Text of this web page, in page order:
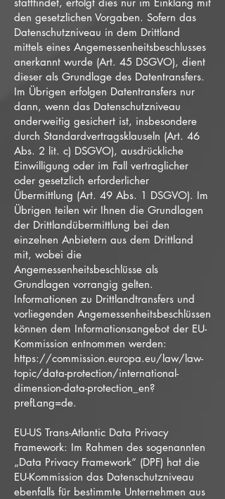
den gesetzlichen Vorgaben. Sofern das
Datenschutzniveau in dem Drittland
mittels eines Angemessenheitsbeschlusses
anerkannt wurde (Art. 45 DSGVO), dient
dieser als Grundlage des Datentransfers.
Im Übrigen erfolgen Datentransfers nur
dann, wenn das Datenschutzniveau
anderweitig gesichert ist, insbesondere
durch Standardvertragsklauseln (Art. 46
Abs. 2 lit. c) DSGVO), ausdrückliche
Einwilligung oder im Fall vertraglicher
oder gesetzlich erforderlicher
Übermittlung (Art. 49 Abs. 1 DSGVO). Im
Übrigen teilen wir Ihnen die Grundlagen
der Drittlandübermittlung bei den
einzelnen Anbietern aus dem Drittland
mit, wobei die
Angemessenheitsbeschlüsse als
Grundlagen vorrangig gelten.
Informationen zu Drittlandtransfers und
vorliegenden Angemessenheitsbeschlüssen
können dem Informationsangebot der EU-
Kommission entnommen werden:
https://commission.europa.eu/law/law-
topic/data-protection/international-
dimension-data-protection_en?
prefLang=de.
EU-US Trans-Atlantic Data Privacy
Framework: Im Rahmen des sogenannten
„Data Privacy Framework“ (DPF) hat die
EU-Kommission das Datenschutzniveau
ebenfalls für bestimmte Unternehmen aus